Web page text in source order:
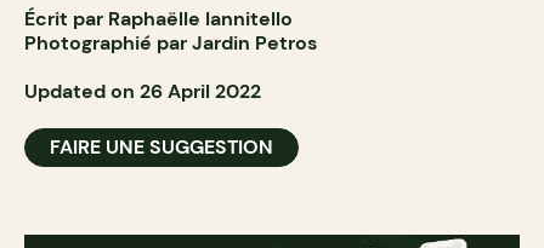
Écrit par Raphaëlle Iannitello
Photographié par Jardin Petros
Updated on 26 April 2022
FAIRE UNE SUGGESTION